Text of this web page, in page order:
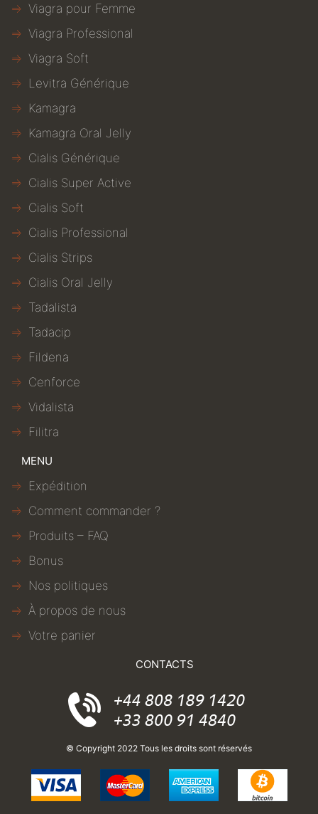
Viagra pour Femme
Viagra Professional
Viagra Soft
Levitra Générique
Kamagra
Kamagra Oral Jelly
Cialis Générique
Cialis Super Active
Cialis Soft
Cialis Professional
Cialis Strips
Cialis Oral Jelly
Tadalista
Tadacip
Fildena
Cenforce
Vidalista
Filitra
MENU
Expédition
Comment commander ?
Produits – FAQ
Bonus
Nos politiques
À propos de nous
Votre panier
CONTACTS
© Copyright 2022 Tous les droits sont réservés